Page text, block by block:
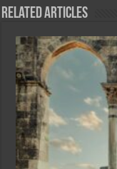
Related Articles